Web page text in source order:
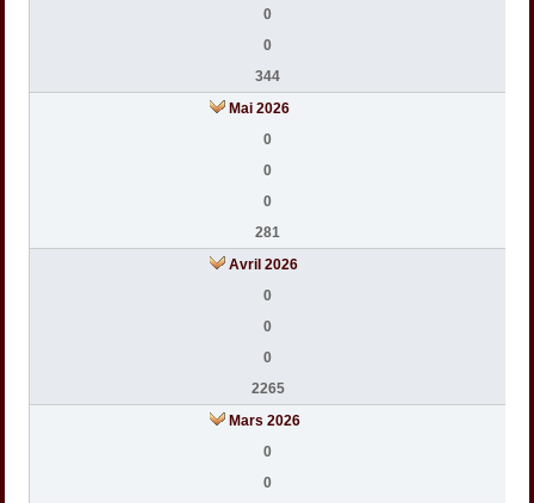
0
0
344
Mai 2026
0
0
0
281
Avril 2026
0
0
0
2265
Mars 2026
0
0